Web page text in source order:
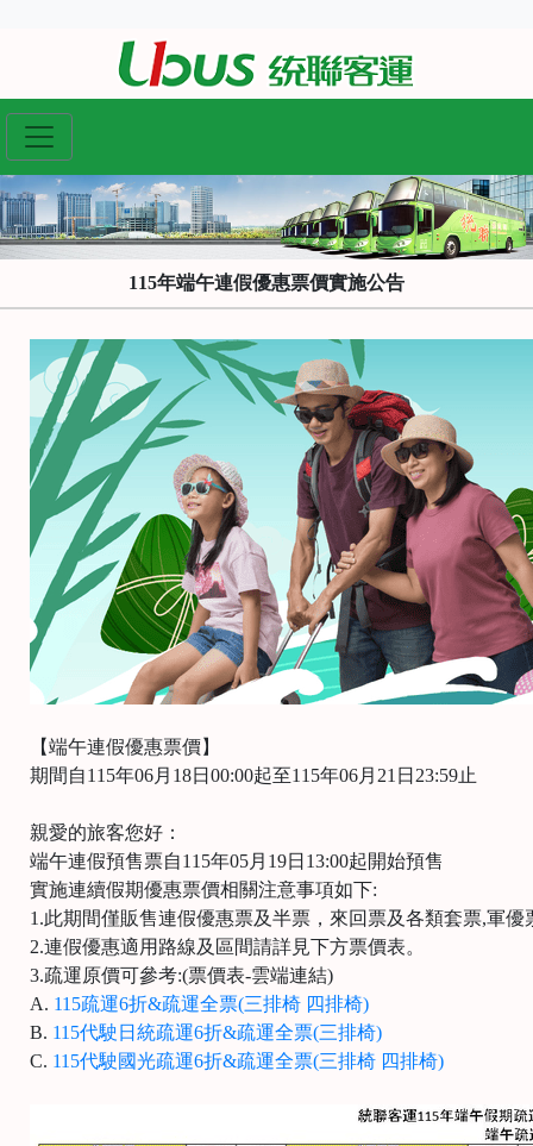
115年端午連假優惠票價實施公告
【端午連假優惠票價】
期間自115年06月18日00:00起至115年06月21日23:59止
親愛的旅客您好：
端午連假預售票自115年05月19日13:00起開始預售
實施連續假期優惠票價相關注意事項如下:
1.此期間僅販售連假優惠票及半票，來回票及各類套票,軍
2.連假優惠適用路線及區間請詳見下方票價表。
3.疏運原價可參考:(票價表-雲端連結)
A. 115疏運6折&疏運全票(三排椅 四排椅)
B. 115代駛日統疏運6折&疏運全票(三排椅)
C. 115代駛國光疏運6折&疏運全票(三排椅 四排椅)